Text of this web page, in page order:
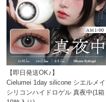
【即日発送OK♪】
Cielumei 1day silicone シエルメイ
シリコンハイドロゲル 真夜中(1箱